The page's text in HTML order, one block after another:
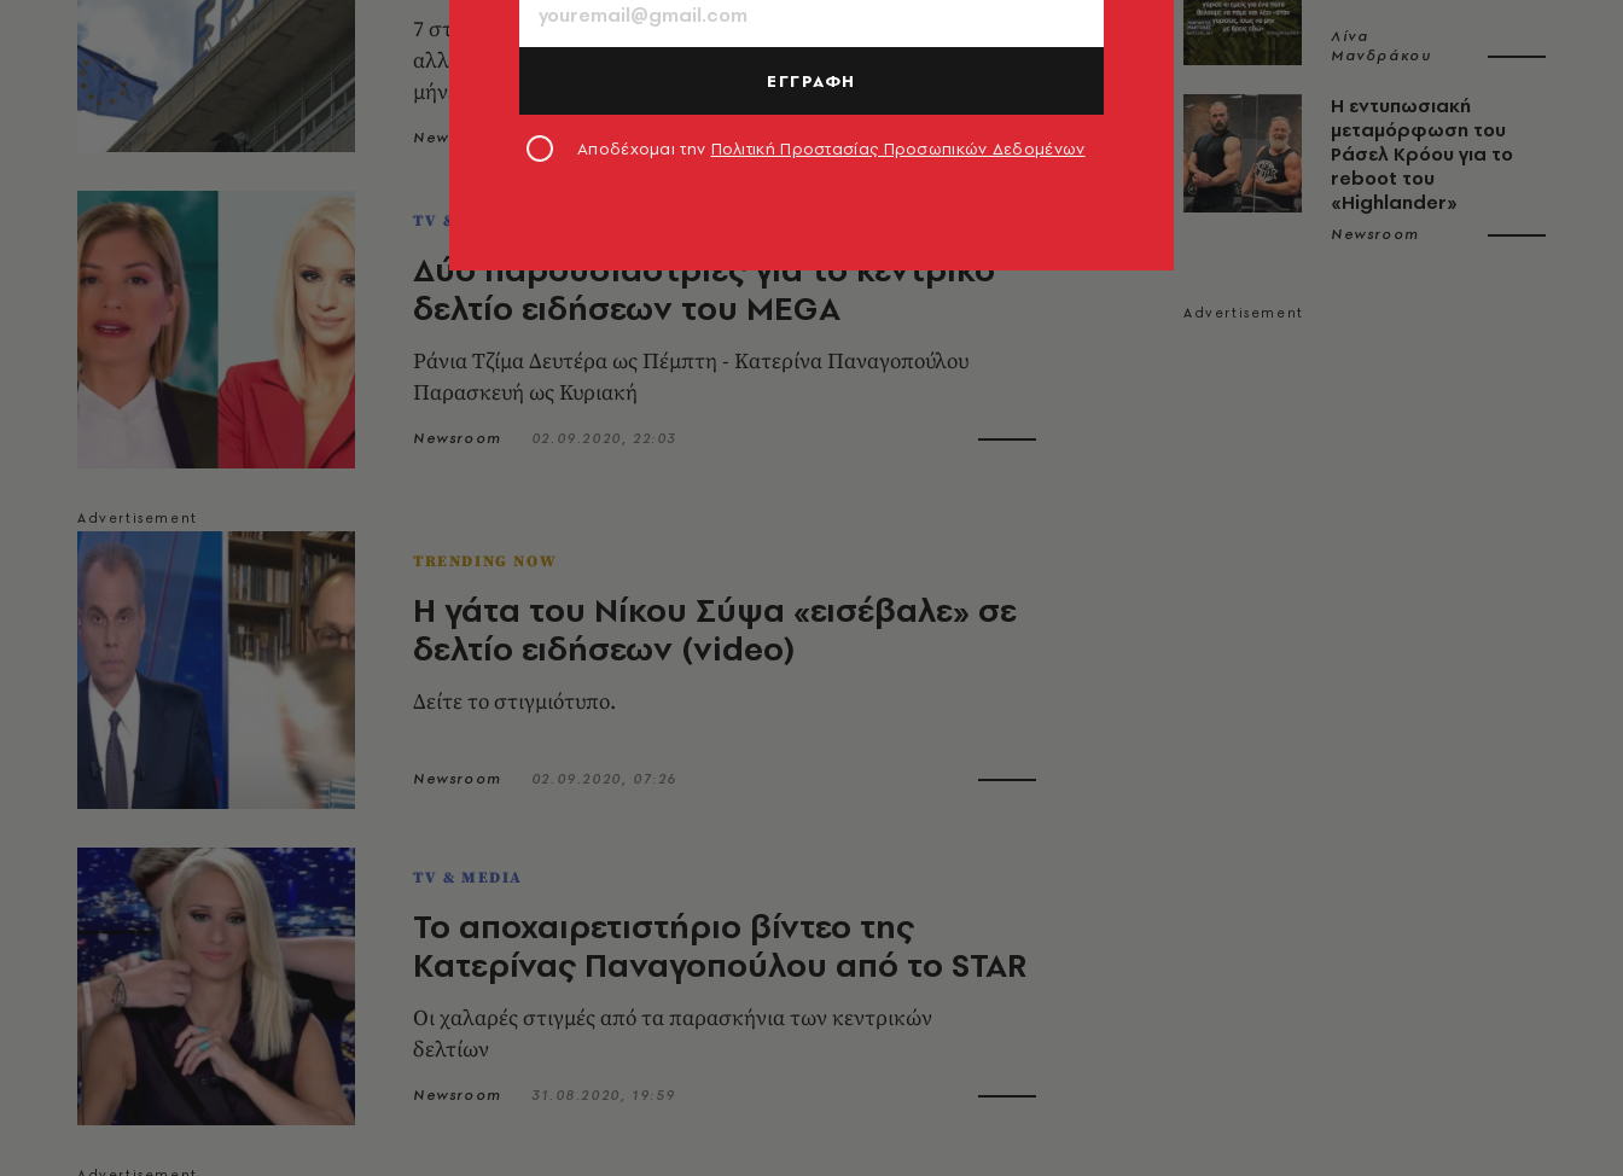
7 στους 10 πολίτες δηλώνουν ευχαριστημένοι για τις
αλλαγές στη Δημόσια Τηλεόραση τους τελευταίους 12
μήνες
Newsroom 26.01.2021, 23:23
TV & MEDIA
Δύο παρουσιάστριες για το κεντρικό
δελτίο ειδήσεων του MEGA
Ράνια Τζίμα Δευτέρα ως Πέμπτη - Κατερίνα Παναγοπούλου
Παρασκευή ως Κυριακή
Newsroom 02.09.2020, 22:03
TRENDING NOW
Η γάτα του Νίκου Σύψα «εισέβαλε» σε
δελτίο ειδήσεων (video)
Δείτε το στιγμιότυπο.
Newsroom 02.09.2020, 07:26
TV & MEDIA
Το αποχαιρετιστήριο βίντεο της
Κατερίνας Παναγοπούλου από το STAR
Οι χαλαρές στιγμές από τα παρασκήνια των κεντρικών
δελτίων
Newsroom 31.08.2020, 19:59
Λίνα
Μανδράκου
Η εντυπωσιακή
μεταμόρφωση του
Ράσελ Κρόου για το
reboot του
«Highlander»
Newsroom
ΕΓΓΡΑΦΗ
Αποδέχομαι την Πολιτική Προστασίας Προσωπικών Δεδομένων